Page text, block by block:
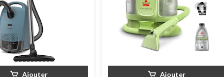
Ajouter Ajouter